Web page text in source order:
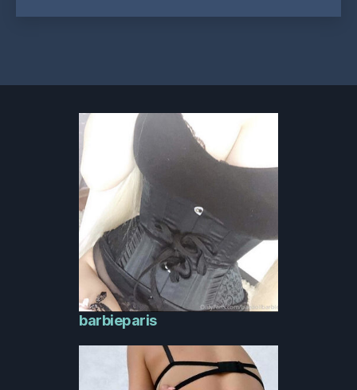
navigáció
barbieparis